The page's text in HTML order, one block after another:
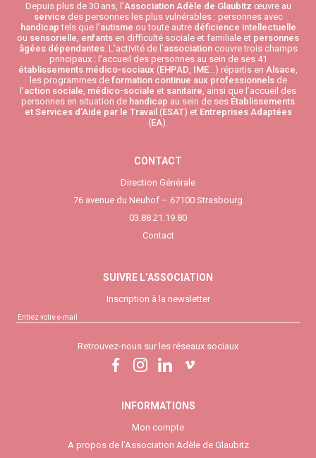
Depuis plus de 30 ans, l’Association Adèle de Glaubitz œuvre au
service des personnes les plus vulnérables : personnes avec
handicap tels que l’autisme ou toute autredéficience intellectuelle
ou sensorielle, enfants en difficulté sociale et familiale et personnes
âgées dépendantes. L’activité de l’associationcouvre trois champs
principaux : l’accueil des personnes au sein de ses 41
établissements médico-sociaux (EHPAD, IME…) répartis en Alsace,
les programmes de formation continue aux professionnelsde
l’action sociale, médico-sociale et sanitaire, ainsi que l’accueil des
personnes en situation de handicap au sein de ses Établissements
et Services d’Aide par le Travail (ESAT) et Entreprises Adaptées
(EA).
CONTACT
Direction Générale
76 avenue du Neuhof – 67100 Strasbourg
03.88.21.19.80
Contact
SUIVRE L’ASSOCIATION
Inscription à la newsletter
Retrouvez-nous sur les réseaux sociaux
INFORMATIONS
Mon compte
A propos de l’Association Adèle de Glaubitz